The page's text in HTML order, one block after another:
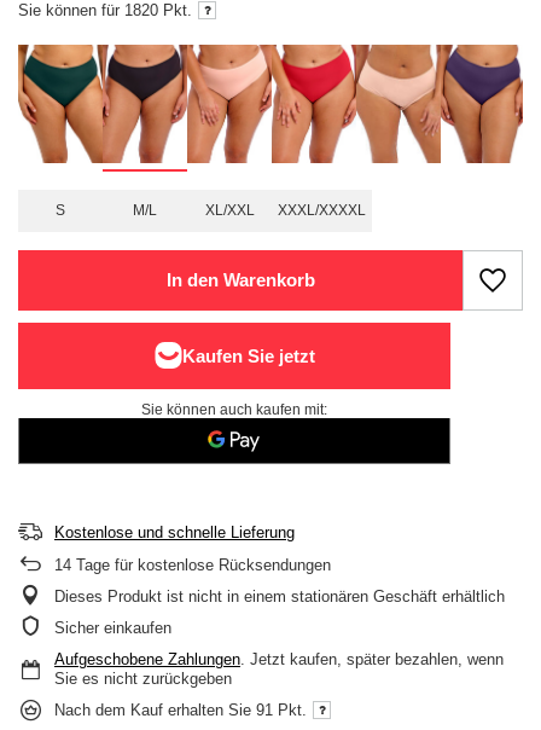
S M/L XL/XXL XXXL/XXXXL
Sie können für 1820 Pkt.
In den Warenkorb
Sie können auch kaufen mit:
Kostenlose und schnelle Lieferung
14 Tage für kostenlose Rücksendungen
Dieses Produkt ist nicht in einem stationären Geschäft erhältlich
Sicher einkaufen
Aufgeschobene Zahlungen . Jetzt kaufen, später bezahlen, wenn
Sie es nicht zurückgeben
Nach dem Kauf erhalten Sie 91 Pkt.